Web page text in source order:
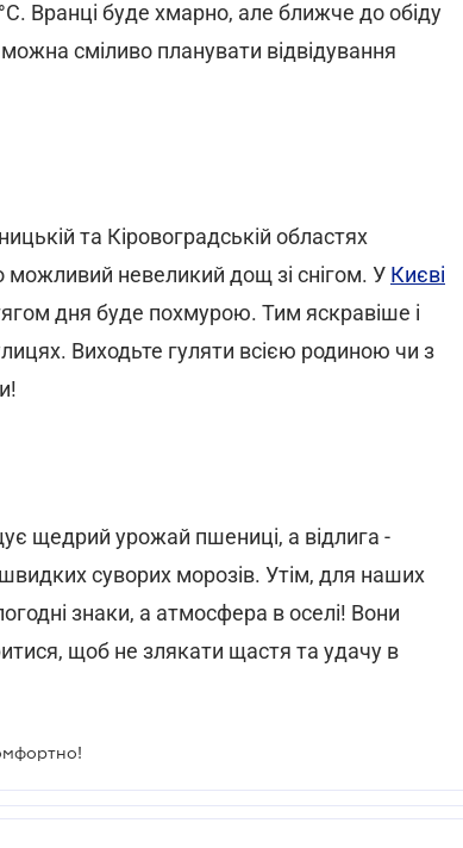
Вранці буде хмарно, але ближче до обіду
сміливо планувати відвідування
та Кіровоградській областях
можливий невеликий дощ зі снігом. У Києві
дня буде похмурою. Тим яскравіше і
Виходьте гуляти всією родиною чи з
щедрий урожай пшениці, а відлига -
суворих морозів. Утім, для наших
знаки, а атмосфера в оселі! Вони
щоб не злякати щастя та удачу в